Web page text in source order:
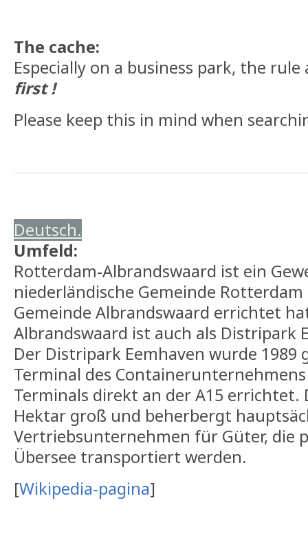
The cache:
Especially on a business park, the
first !
Please keep this in mind when
Deutsch.
Umfeld:
Rotterdam-Albrandswaard ist ein
niederländische Gemeinde
Gemeinde Albrandswaard errichtet
Albrandswaard ist auch als Distripark
Der Distripark Eemhaven wurde 1989
Terminal des
Terminals direkt an der A15 errichtet.
Hektar groß und beherbergt
Vertriebsunternehmen für Güter, die
Übersee transportiert werden.
[Wikipedia-pagina]